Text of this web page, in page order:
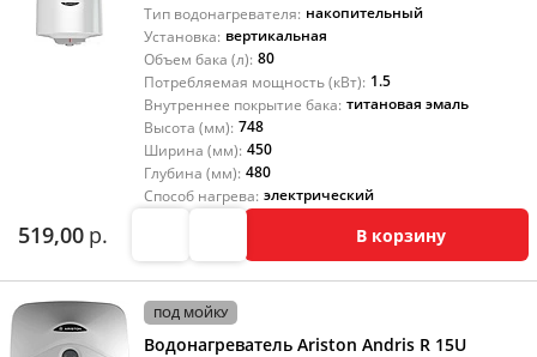
Тип водонагревателя: накопительный
Установка: вертикальная
Объем бака (л): 80
Потребляемая мощность (кВт): 1.5
Внутреннее покрытие бака: титановая эмаль
Высота (мм): 748
Ширина (мм): 450
Глубина (мм): 480
Способ нагрева: электрический
519,00 р. В корзину
ПОД МОЙКУ
Водонагреватель Ariston Andris R 15U